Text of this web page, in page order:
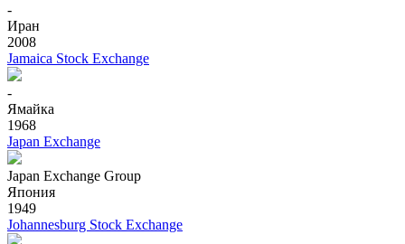
-
Иран
2008
Jamaica Stock Exchange
-
Ямайка
1968
Japan Exchange
Japan Exchange Group
Япония
1949
Johannesburg Stock Exchange